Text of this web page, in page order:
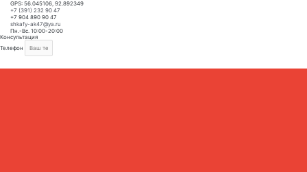
GPS: 56.045106, 92.892349
+7 (391) 232 90 47
+7 904 890 90 47
shkafy-ak47@ya.ru
Пн.-Вс. 10:00-20:00
Консультация
Телефон